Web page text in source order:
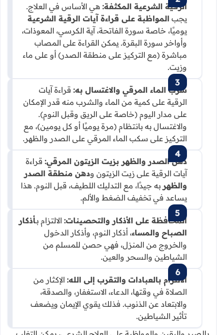
الرقية الشرعية المكثفة: هي الأساس في العلاج.
يجب المواظبة على قراءة آيات الرقية الشرعية
يوميًا، خاصة سورة الفاتحة، آية الكرسي، المعوذات،
وأواخر سورة البقرة. يمكن القراءة على المصاب
مباشرة (مع التركيز على منطقة الصدر) أو على ماء
وزيت.
شرب الماء المرقي والاغتسال به: قراءة آيات
الرقية على كمية من الماء والشرب منه قدر الإمكان
على مدار اليوم (خاصة على الريق وقبل النوم).
والاغتسال به بانتظام (مرة يوميًا أو كل يومين)، مع
التركيز على سكب الماء المرقي على الصدر والظهر.
دهن الصدر والظهر بزيت الزيتون المرقي: قراءة
آيات الرقية على زيت الزيتون ودهن منطقة الصدر
والظهر به جيدًا، مع التدليك اللطيف، قبل النوم. هذا
يساعد في تخفيف الضغط والألم.
المحافظة على الأذكار والتحصينات: الالتزام بـأذكار
الصباح والمساء، أذكار النوم، وأذكار الدخول
والخروج من المنزل، فهي حصن للمسلم من
الشياطين والسحر والعين.
الالتزام بالعبادات والتقرب إلى الله: الإكثار من
الصلاة في وقتها، الدعاء، الاستغفار، والصدقة،
والابتعاد عن الذنوب. فذلك يقوي الإيمان ويضعف
تأثير الشياطين.